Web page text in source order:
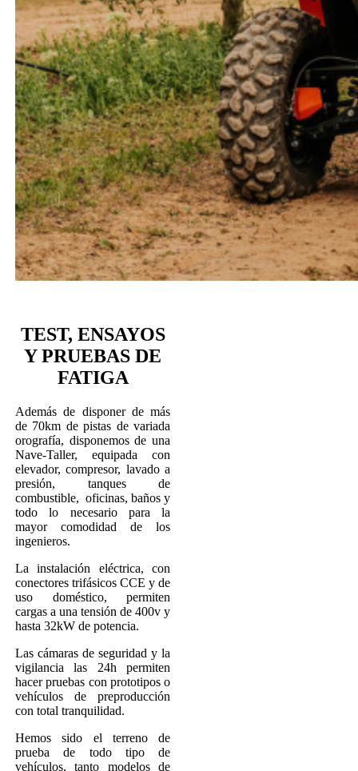
TEST, ENSAYOS
Y PRUEBAS DE
FATIGA
Además de disponer de más
de 70km de pistas de variada
orografía, disponemos de una
Nave-Taller, equipada con
elevador, compresor, lavado a
presión, tanques de
combustible, oficinas, baños y
todo lo necesario para la
mayor comodidad de los
ingenieros.
La instalación eléctrica, con
conectores trifásicos CCE y de
uso doméstico, permiten
cargas a una tensión de 400v y
hasta 32kW de potencia.
Las cámaras de seguridad y la
vigilancia las 24h permiten
hacer pruebas con prototipos o
vehículos de preproducción
con total tranquilidad.
Hemos sido el terreno de
prueba de todo tipo de
vehículos, tanto modelos de